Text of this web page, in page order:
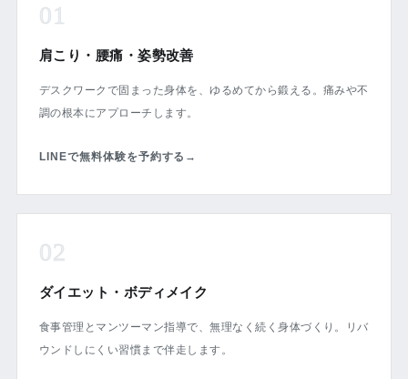
01
肩こり・腰痛・姿勢改善
デスクワークで固まった身体を、ゆるめてから鍛える。痛みや不
調の根本にアプローチします。
LINEで無料体験を予約する →
02
ダイエット・ボディメイク
食事管理とマンツーマン指導で、無理なく続く身体づくり。リバ
ウンドしにくい習慣まで伴走します。